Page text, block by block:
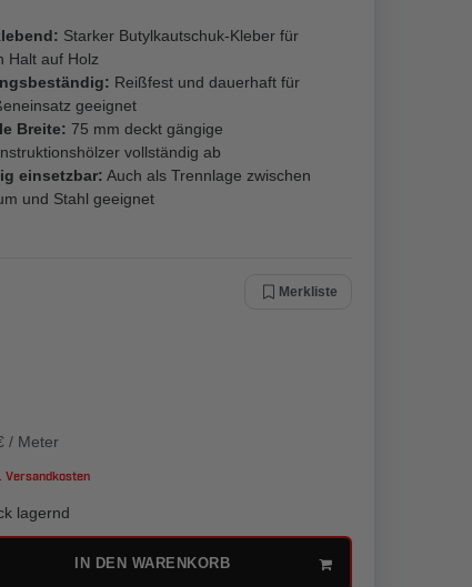
Starker Butylkautschuk-Kleber für
Halt auf Holz
Reißfest und dauerhaft für
geeignet
Breite: 75 mm deckt gängige
vollständig ab
einsetzbar: Auch als Trennlage zwischen
und Stahl geeignet
Merkliste
/ Meter
Versandkosten
lagernd
IN DEN WARENKORB